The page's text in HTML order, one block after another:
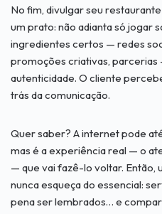
No fim, divulgar seu
um prato: não adianta só jogar
ingredientes certos — redes
promoções criativas,
autenticidade. O cliente
trás da comunicação.
Quer saber? A internet pode
mas é a experiência real — o
— que vai fazê-lo voltar. Então,
nunca esqueça do essencial:
pena ser lembrados… e